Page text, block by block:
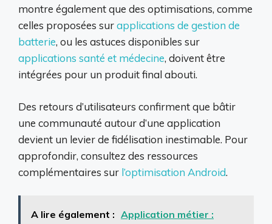
montre également que des optimisations, comme
celles proposées surapplications de gestion de
batterie, ou les astuces disponibles sur
applications santé et médecine, doivent être
intégrées pour un produit final abouti.
Des retours d’utilisateurs confirment que bâtir
une communauté autour d’une application
devient un levier de fidélisation inestimable. Pour
approfondir, consultez des ressources
complémentaires sur l’optimisation Android.
A lire également : Application métier :